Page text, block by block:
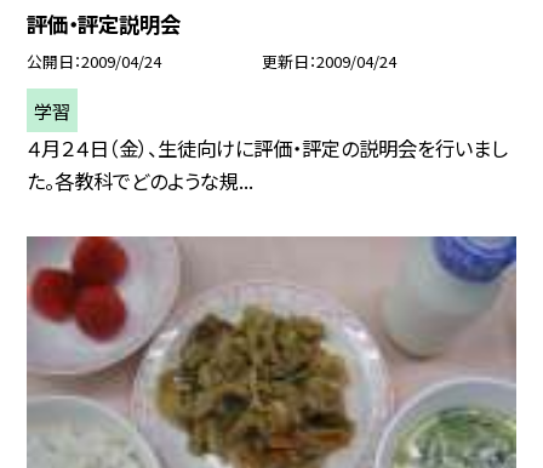
評価・評定説明会
公開日 2009/04/24 更新日 2009/04/24
学習
４月２４日（金）、生徒向けに評価・評定の説明会を行いまし
た。各教科でどのような規...